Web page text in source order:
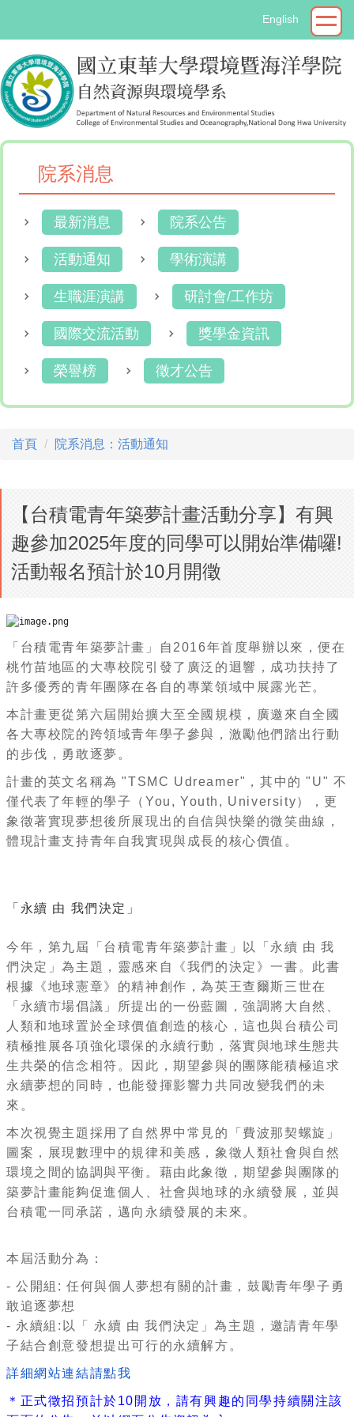
要
內
容
區
English
院系消息
最新消息 院系公告
活動通知 學術演講
生職涯演講 研討會/工作坊
國際交流活動 獎學金資訊
榮譽榜 徵才公告
首頁 院系消息：活動通知
【台積電青年築夢計畫活動分享】有興
趣參加2025年度的同學可以開始準備囉!
活動報名預計於10月開徵
「台積電青年築夢計畫」自2016年首度舉辦以來，便在
桃竹苗地區的大專校院引發了廣泛的迴響， 成功扶持了
許多優秀的青年團隊在各自的專業領域中展露光芒。
本計畫更從第六屆開始擴大至全國規模，
廣邀來自全國
各大專校院的跨領域青年學子參與， 激勵他們踏出行動
的步伐，勇敢逐夢。
計畫的英文名稱為 "TSMC Udreamer"，其中的 "U" 不
僅代表了年輕的學子（You, Youth, University），更
象徵著實現夢想後所展現出的自信與快樂的微笑曲線，
體現計畫支持青年自我實現與成長的核心價值。
「永續 由 我們決定」
今年，第九屆「台積電青年築夢計畫」以「永續 由 我
們決定」為主題，靈感來自《我們的決定》一書。此書
根據《地球憲章》的精神創作，為英王查爾斯三世在
「永續市場倡議」
所提出的一份藍圖，強調將大自然、
人類和地球置於全球價值創造的核心，這也與台積公司
積極推展各項強化環保的永續行動， 落實與地球生態共
生共榮的信念相符。因此，期望參與的團隊能積極追求
永續夢想的同時， 也能發揮影響力共同改變我們的未
來。
本次視覺主題採用了自然界中常見的「費波那契螺旋」
圖案，
展現數理中的規律和美感，象徵人類社會與自然
環境之間的協調與平衡。藉由此象徵，期望參與團隊的
築夢計畫能夠促進個人、社會與地球的永續發展， 並與
台積電一同承諾，邁向永續發展的未來。
本屆活動分為：
- 公開組: 任何與個人夢想有關的計畫，鼓勵青年學子勇
敢追逐夢想
- 永續組:以「 永續 由 我們決定」為主題， 邀請青年學
子結合創意發想提出可行的永續解方。
詳細網站連結請點我
＊正式徵招預計於10開放， 請有興趣的同學持續關注該